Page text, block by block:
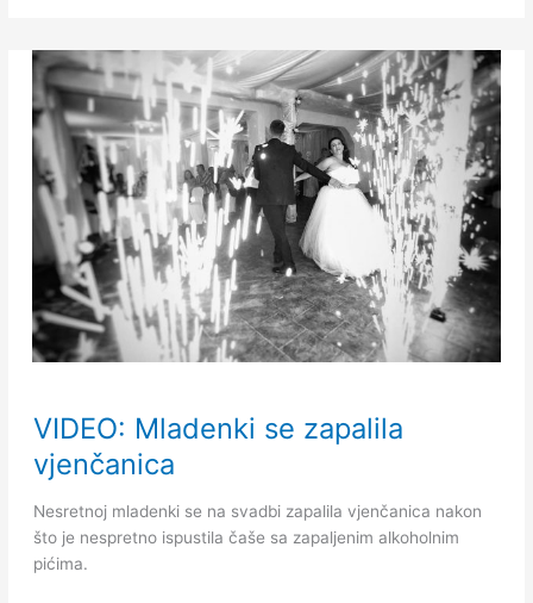
VIDEO: Mladenki se zapalila
vjenčanica
Nesretnoj mladenki se na svadbi zapalila vjenčanica nakon
što je nespretno ispustila čaše sa zapaljenim alkoholnim
pićima.
Mladenki
zapalila
vjenčanica